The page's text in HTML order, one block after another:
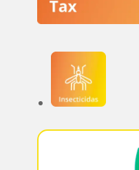
Contacto